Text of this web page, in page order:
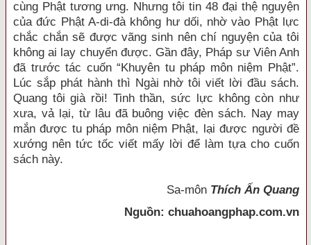
cùng Phật tương ưng. Nhưng tôi tin 48 đại thệ nguyện
của đức Phật A-di-đà không hư dối, nhờ vào Phật lực
chắc chắn sẽ được vãng sinh nên chí nguyện của tôi
không ai lay chuyển được. Gần đây, Pháp sư Viên Anh
đã trước tác cuốn “Khuyên tu pháp môn niệm Phật”.
Lúc sắp phát hành thì Ngài nhờ tôi viết lời đầu sách.
Quang tôi già rồi! Tinh thần, sức lực không còn như
xưa, vả lại, từ lâu đã buông việc đèn sách. Nay may
mắn được tu pháp môn niệm Phật, lại được người đề
xướng nên tức tốc viết mấy lời để làm tựa cho cuốn
sách này.
Sa-môn Thích Ấn Quang
Nguồn: chuahoangphap.com.vn